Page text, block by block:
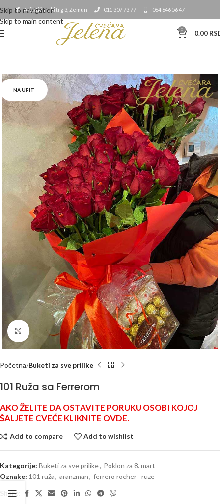
Skip to navigation
Skip to main content
Avijatičarski trg 3, Zemun 011 307 73 77 064 646 56 47
0 0.00
NA UPIT
Click to enlarge
Početna Buketi za sve prilike
101 Ruža sa Ferrerom
AKO ŽELITE DA OSTAVITE PORUKU OSOBI KOJOJ
ŠALJETE CVEĆE KLIKNITE OVDE.
Add to compare Add to wishlist
Kategorije: Buketi za sve prilike, Poklon za 8. mart
Oznake: 101 ruža, aranzman, ferrero rocher, ruze
Share: